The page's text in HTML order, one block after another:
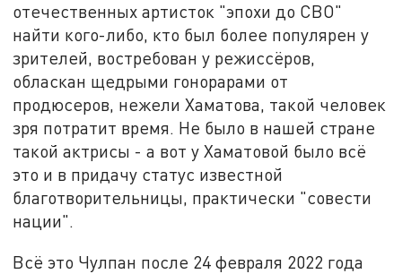
отечественных артисток "эпохи до СВО"
найти кого-либо, кто был более популярен у
зрителей, востребован у режиссёров,
обласкан щедрыми гонорарами от
продюсеров, нежели Хаматова, такой человек
зря потратит время. Не было в нашей стране
такой актрисы - а вот у Хаматовой было всё
это и в придачу статус известной
благотворительницы, практически "совести
нации".
Всё это Чулпан после 24 февраля 2022 года